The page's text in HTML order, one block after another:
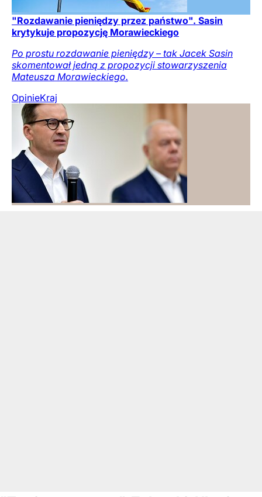
"Rozdawanie pieniędzy przez państwo". Sasin
krytykuje propozycję Morawieckiego
Po prostu rozdawanie pieniędzy – tak Jacek Sasin
skomentował jedną z propozycji stowarzyszenia
Mateusza Morawieckiego.
OpinieKraj